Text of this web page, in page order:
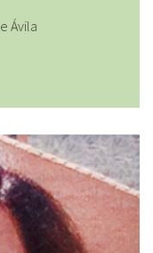
Ávila